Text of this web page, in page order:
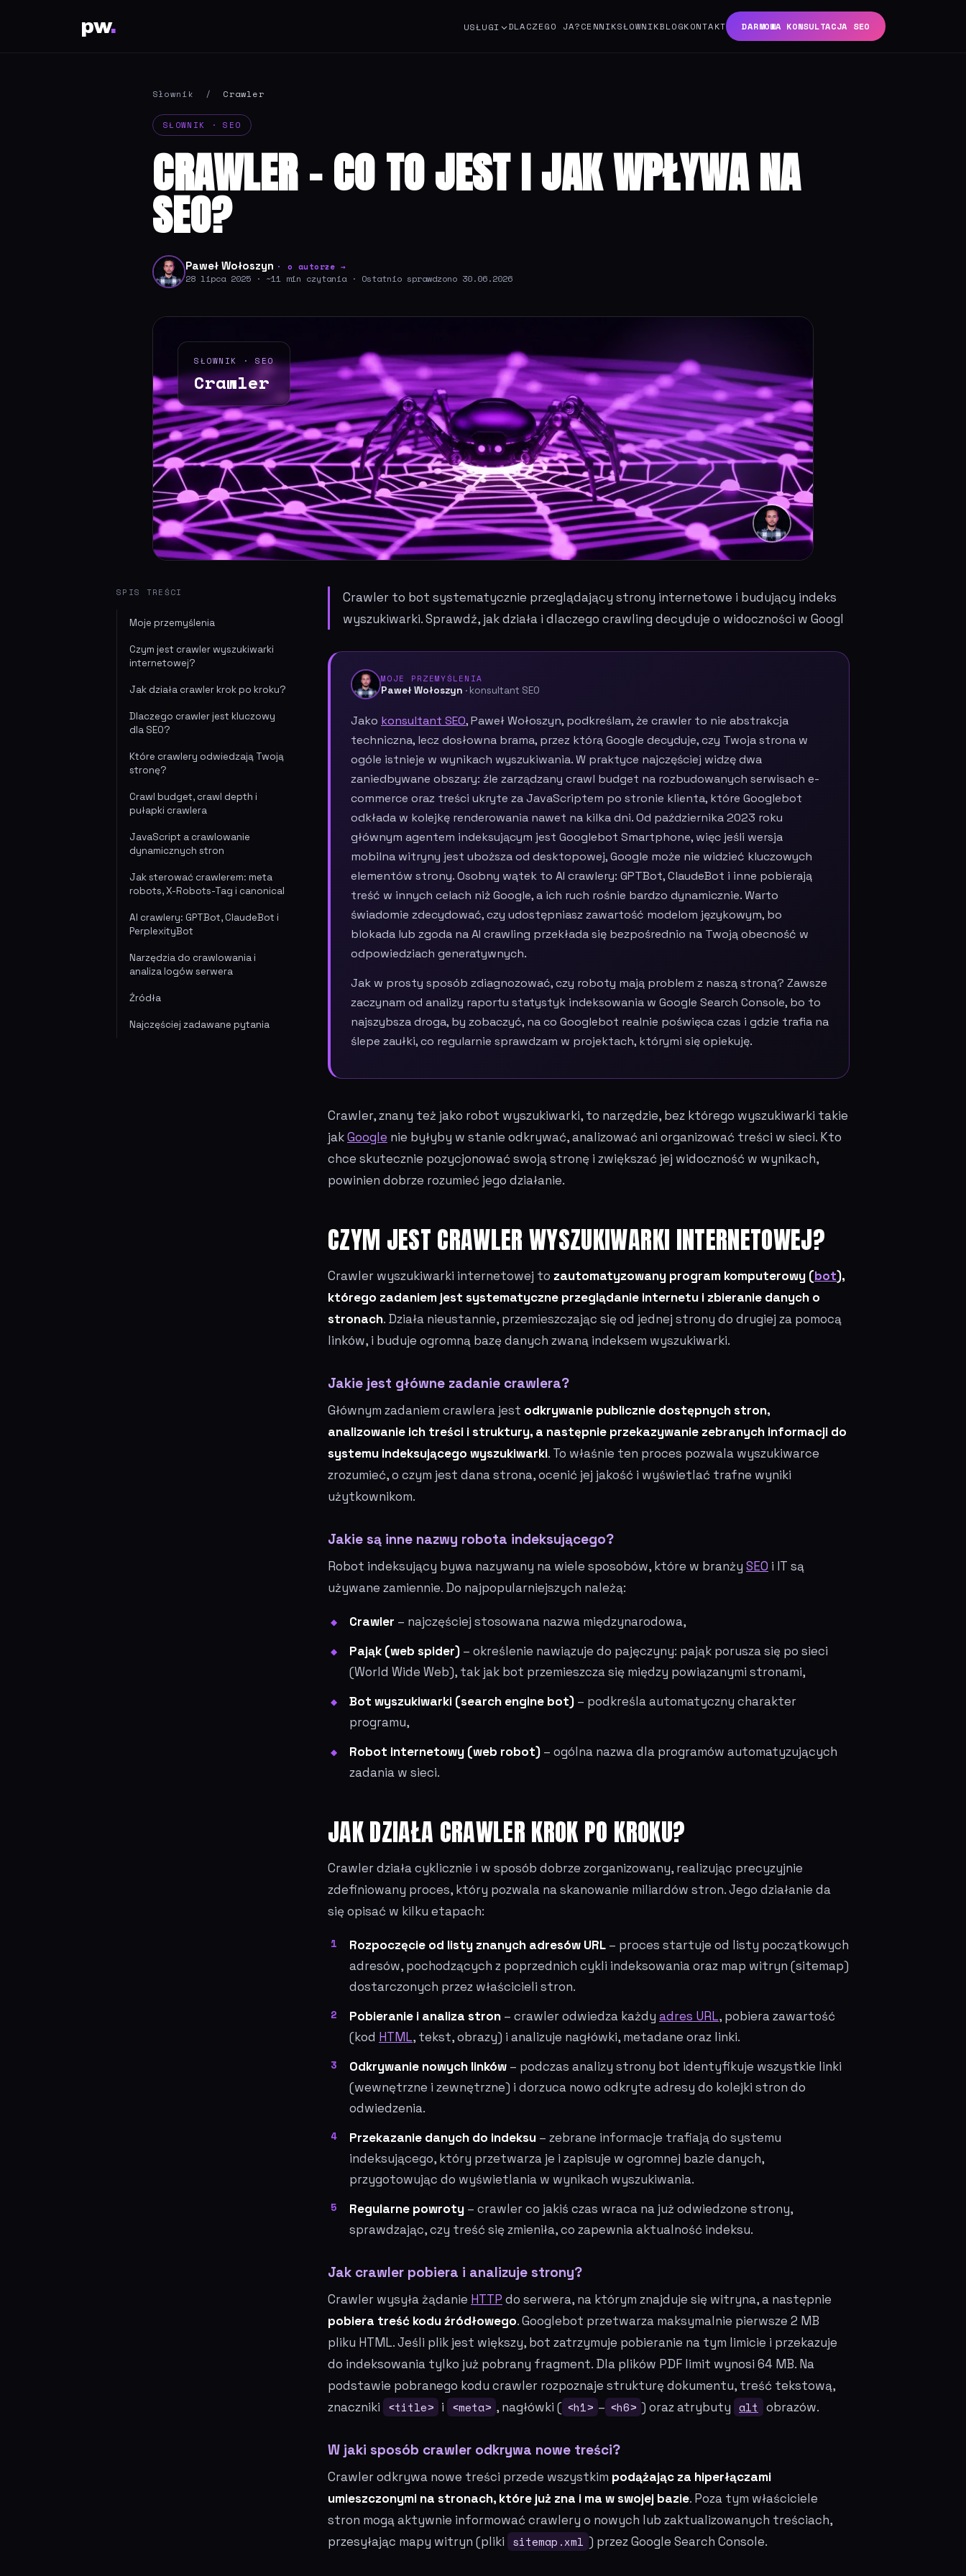
pw. USŁUGI DLACZEGO JA?CENNIKSŁOWNIKBLOGKONTAKT DARMOWA KONSULTACJA SEO
Słownik / Crawler
SŁOWNIK · SEO
CRAWLER - CO TO JEST I JAK WPŁYWA NA
SEO?
Paweł Wołoszyn · o autorze →
28 lipca 2025 · ~11 min czytania · Ostatnio sprawdzono 30.06.2026
SŁOWNIK · SEO
Crawler
SPIS TREŚCI
Moje przemyślenia
Czym jest crawler wyszukiwarki
internetowej?
Jak działa crawler krok po kroku?
Dlaczego crawler jest kluczowy
dla SEO?
Które crawlery odwiedzają Twoją
stronę?
Crawl budget, crawl depth i
pułapki crawlera
JavaScript a crawlowanie
dynamicznych stron
Jak sterować crawlerem: meta
robots, X-Robots-Tag i canonical
AI crawlery: GPTBot, ClaudeBot i
PerplexityBot
Narzędzia do crawlowania i
analiza logów serwera
Źródła
Najczęściej zadawane pytania
Crawler to bot systematycznie przeglądający strony internetowe i budujący indeks
wyszukiwarki. Sprawdź, jak działa i dlaczego crawling decyduje o widoczności w Googl
MOJE PRZEMYŚLENIA
Paweł Wołoszyn · konsultant SEO
Jako konsultant SEO, Paweł Wołoszyn, podkreślam, że crawler to nie abstrakcja
techniczna, lecz dosłowna brama, przez którą Google decyduje, czy Twoja strona w
ogóle istnieje w wynikach wyszukiwania. W praktyce najczęściej widzę dwa
zaniedbywane obszary: źle zarządzany crawl budget na rozbudowanych serwisach e-
commerce oraz treści ukryte za JavaScriptem po stronie klienta, które Googlebot
odkłada w kolejkę renderowania nawet na kilka dni. Od października 2023 roku
głównym agentem indeksującym jest Googlebot Smartphone, więc jeśli wersja
mobilna witryny jest uboższa od desktopowej, Google może nie widzieć kluczowych
elementów strony. Osobny wątek to AI crawlery: GPTBot, ClaudeBot i inne pobierają
treść w innych celach niż Google, a ich ruch rośnie bardzo dynamicznie. Warto
świadomie zdecydować, czy udostępniasz zawartość modelom językowym, bo
blokada lub zgoda na AI crawling przekłada się bezpośrednio na Twoją obecność w
odpowiedziach generatywnych.
Jak w prosty sposób zdiagnozować, czy roboty mają problem z naszą stroną? Zawsze
zaczynam od analizy raportu statystyk indeksowania w Google Search Console, bo to
najszybsza droga, by zobaczyć, na co Googlebot realnie poświęca czas i gdzie trafia na
ślepe zaułki, co regularnie sprawdzam w projektach, którymi się opiekuję.
Crawler, znany też jako robot wyszukiwarki, to narzędzie, bez którego wyszukiwarki takie
jakGoogle nie byłyby w stanie odkrywać, analizować ani organizować treści w sieci. Kto
chce skutecznie pozycjonować swoją stronę i zwiększać jej widoczność w wynikach,
powinien dobrze rozumieć jego działanie.
CZYM JEST CRAWLER WYSZUKIWARKI INTERNETOWEJ?
Crawler wyszukiwarki internetowej to zautomatyzowany program komputerowy (bot),
którego zadaniem jest systematyczne przeglądanie internetu i zbieranie danych o
stronach. Działa nieustannie, przemieszczając się od jednej strony do drugiej za pomocą
linków, i buduje ogromną bazę danych zwaną indeksem wyszukiwarki.
Jakie jest główne zadanie crawlera?
Głównym zadaniem crawlera jest odkrywanie publicznie dostępnych stron,
analizowanie ich treści i struktury, a następnie przekazywanie zebranych informacji do
systemu indeksującego wyszukiwarki. To właśnie ten proces pozwala wyszukiwarce
zrozumieć, o czym jest dana strona, ocenić jej jakość i wyświetlać trafne wyniki
użytkownikom.
Jakie są inne nazwy robota indeksującego?
Robot indeksujący bywa nazywany na wiele sposobów, które w branży SEO i IT są
używane zamiennie. Do najpopularniejszych należą:
Crawler – najczęściej stosowana nazwa międzynarodowa,
Pająk (web spider) – określenie nawiązuje do pajęczyny: pająk porusza się po sieci
(World Wide Web), tak jak bot przemieszcza się między powiązanymi stronami,
Bot wyszukiwarki (search engine bot) – podkreśla automatyczny charakter
programu,
Robot internetowy (web robot) – ogólna nazwa dla programów automatyzujących
zadania w sieci.
JAK DZIAŁA CRAWLER KROK PO KROKU?
Crawler działa cyklicznie i w sposób dobrze zorganizowany, realizując precyzyjnie
zdefiniowany proces, który pozwala na skanowanie miliardów stron. Jego działanie da
się opisać w kilku etapach:
Rozpoczęcie od listy znanych adresów URL – proces startuje od listy początkowych
adresów, pochodzących z poprzednich cykli indeksowania oraz map witryn (sitemap)
dostarczonych przez właścicieli stron.
Pobieranie i analiza stron – crawler odwiedza każdy adres URL, pobiera zawartość
(kod HTML, tekst, obrazy) i analizuje nagłówki, metadane oraz linki.
Odkrywanie nowych linków – podczas analizy strony bot identyfikuje wszystkie linki
(wewnętrzne i zewnętrzne) i dorzuca nowo odkryte adresy do kolejki stron do
odwiedzenia.
Przekazanie danych do indeksu – zebrane informacje trafiają do systemu
indeksującego, który przetwarza je i zapisuje w ogromnej bazie danych,
przygotowując do wyświetlania w wynikach wyszukiwania.
Regularne powroty – crawler co jakiś czas wraca na już odwiedzone strony,
sprawdzając, czy treść się zmieniła, co zapewnia aktualność indeksu.
Jak crawler pobiera i analizuje strony?
Crawler wysyła żądanie HTTP do serwera, na którym znajduje się witryna, a następnie
pobiera treść kodu źródłowego. Googlebot przetwarza maksymalnie pierwsze 2 MB
pliku HTML. Jeśli plik jest większy, bot zatrzymuje pobieranie na tym limicie i przekazuje
do indeksowania tylko już pobrany fragment. Dla plików PDF limit wynosi 64 MB. Na
podstawie pobranego kodu crawler rozpoznaje strukturę dokumentu, treść tekstową,
znaczniki <title> i <meta> , nagłówki ( <h1> – <h6> ) oraz atrybuty alt obrazów.
W jaki sposób crawler odkrywa nowe treści?
Crawler odkrywa nowe treści przede wszystkim podążając za hiperłączami
umieszczonymi na stronach, które już zna i ma w swojej bazie. Poza tym właściciele
stron mogą aktywnie informować crawlery o nowych lub zaktualizowanych treściach,
przesyłając mapy witryn (pliki sitemap.xml ) przez Google Search Console.